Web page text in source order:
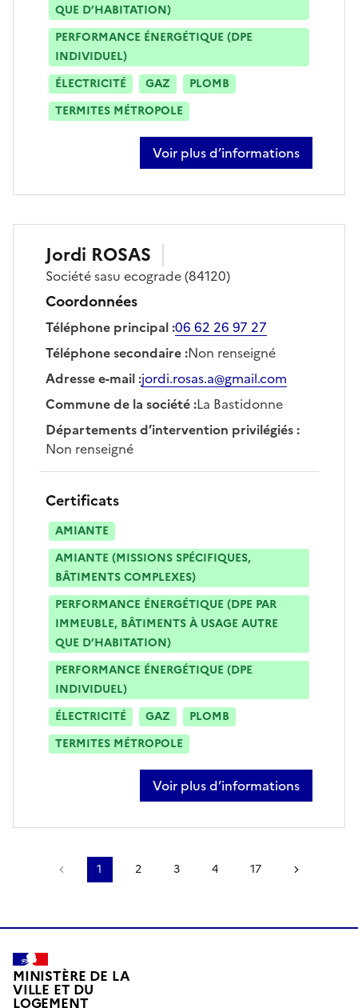
QUE D’HABITATION)
PERFORMANCE ÉNERGÉTIQUE (DPE
INDIVIDUEL)
ÉLECTRICITÉ
GAZ
PLOMB
TERMITES MÉTROPOLE
Voir plus d’informations
sur fabrice masson
Jordi ROSAS
Sociétésasu ecograde(84120)
Coordonnées
Téléphone principal:06 62 26 97 27
Téléphone secondaire:Non renseigné
Adresse e-mail:jordi.rosas.a@gmail.com
Commune de la société:La Bastidonne
Départements d’intervention privilégiés:
Non renseigné
Certificats
AMIANTE
AMIANTE (MISSIONS SPÉCIFIQUES,
BÂTIMENTS COMPLEXES)
PERFORMANCE ÉNERGÉTIQUE (DPE PAR
IMMEUBLE, BÂTIMENTS À USAGE AUTRE
QUE D’HABITATION)
PERFORMANCE ÉNERGÉTIQUE (DPE
INDIVIDUEL)
ÉLECTRICITÉ
GAZ
PLOMB
TERMITES MÉTROPOLE
Voir plus d’informations
sur jordi rosas
Page précédente
1 2 3 4 17
MINISTÈRE DE LA
VILLE ET DU
LOGEMENT